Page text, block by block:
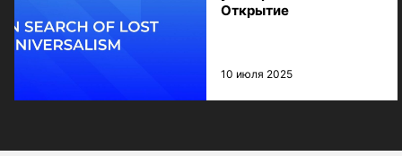
Открытие
10 июля 2025